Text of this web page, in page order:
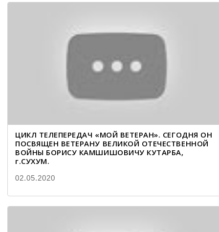
ЦИКЛ ТЕЛЕПЕРЕДАЧ «МОЙ ВЕТЕРАН». СЕГОДНЯ ОН
ПОСВЯЩЕН ВЕТЕРАНУ ВЕЛИКОЙ ОТЕЧЕСТВЕННОЙ
ВОЙНЫ БОРИСУ КАМШИШОВИЧУ КУТАРБА,
г.СУХУМ.
02.05.2020